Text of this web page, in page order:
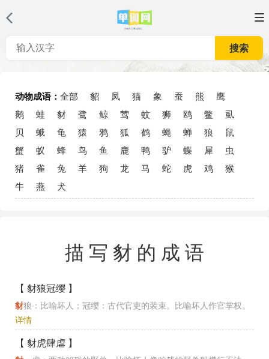
搜索
动物成语： 全部 貂 凤 猫 象 蚕 熊
鹰
鹅
蛙 豺 鹭 鲸 莺 蚊 狮 鸥 鳖
虱
贝
蛾 龟 猿 鸦 狐 鹤 蝇 蝉 狼
鼠
蟹
蚁 蜂 鸟 鱼 鹿 鸭 驴 蝶 犀
虫
猪
雀 兔 羊 狗 龙 马 蛇 虎 鸡
猴
牛
燕 犬
描写豺的成语
【 豺狼冠缨 】
豺狼：比喻坏人；冠缨：古代官吏的装束。比喻坏人作官掌权。
详情
【 豺虎肆虐 】